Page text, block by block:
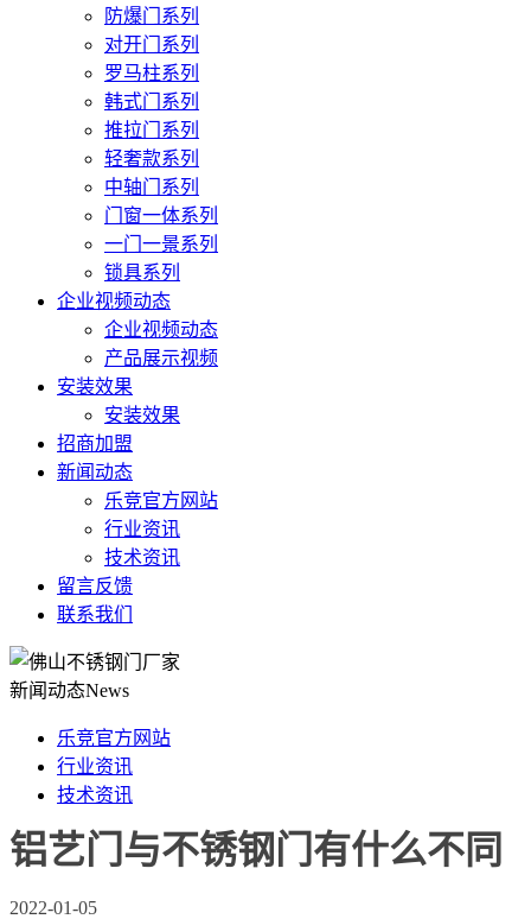
防爆门系列
对开门系列
罗马柱系列
韩式门系列
推拉门系列
轻奢款系列
中轴门系列
门窗一体系列
一门一景系列
锁具系列
企业视频动态
企业视频动态
产品展示视频
安装效果
安装效果
招商加盟
新闻动态
乐竞官方网站
行业资讯
技术资讯
留言反馈
联系我们
新闻动态News
乐竞官方网站
行业资讯
技术资讯
铝艺门与不锈钢门有什么不同
2022-01-05